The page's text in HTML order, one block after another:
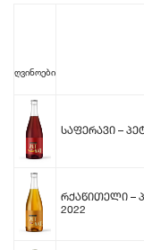
ღვინოები
Საფერავი –
Რქაწითელი –
2022